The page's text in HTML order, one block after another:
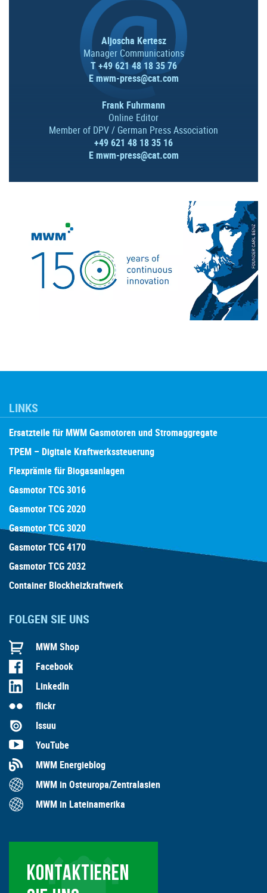
Aljoscha Kertesz
Manager Communications
T +49 621 48 18 35 76
Emwm-press@cat.com
Frank Fuhrmann
Online Editor
Member of DPV / German Press Association
+49 621 48 18 35 16
Emwm-press@cat.com
LINKS
Ersatzteile für MWM Gasmotoren und Stromaggregate
TPEM – Digitale Kraftwerkssteuerung
Flexprämie für Biogasanlagen
Gasmotor TCG 3016
Gasmotor TCG 2020
Gasmotor TCG 3020
Gasmotor TCG 4170
Gasmotor TCG 2032
Container Blockheizkraftwerk
FOLGEN SIE UNS
MWM Shop
Facebook
LinkedIn
flickr
Issuu
YouTube
MWM Energieblog
MWM in Osteuropa/Zentralasien
MWM in Lateinamerika
KONTAKTIEREN